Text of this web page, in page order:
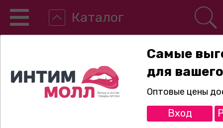
Каталог
8-800-775-89-65
Самые
для
Оптовые цены
Вход